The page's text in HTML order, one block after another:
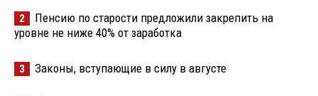
2
Пенсию по старости предложили закрепить на
уровне не ниже 40% от заработка
3 Законы, вступающие в силу в августе